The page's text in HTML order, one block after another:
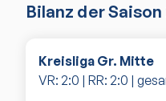
Bilanz der Saison
Kreisliga Gr. Mitte
VR: 2:0 | RR: 2:0 |